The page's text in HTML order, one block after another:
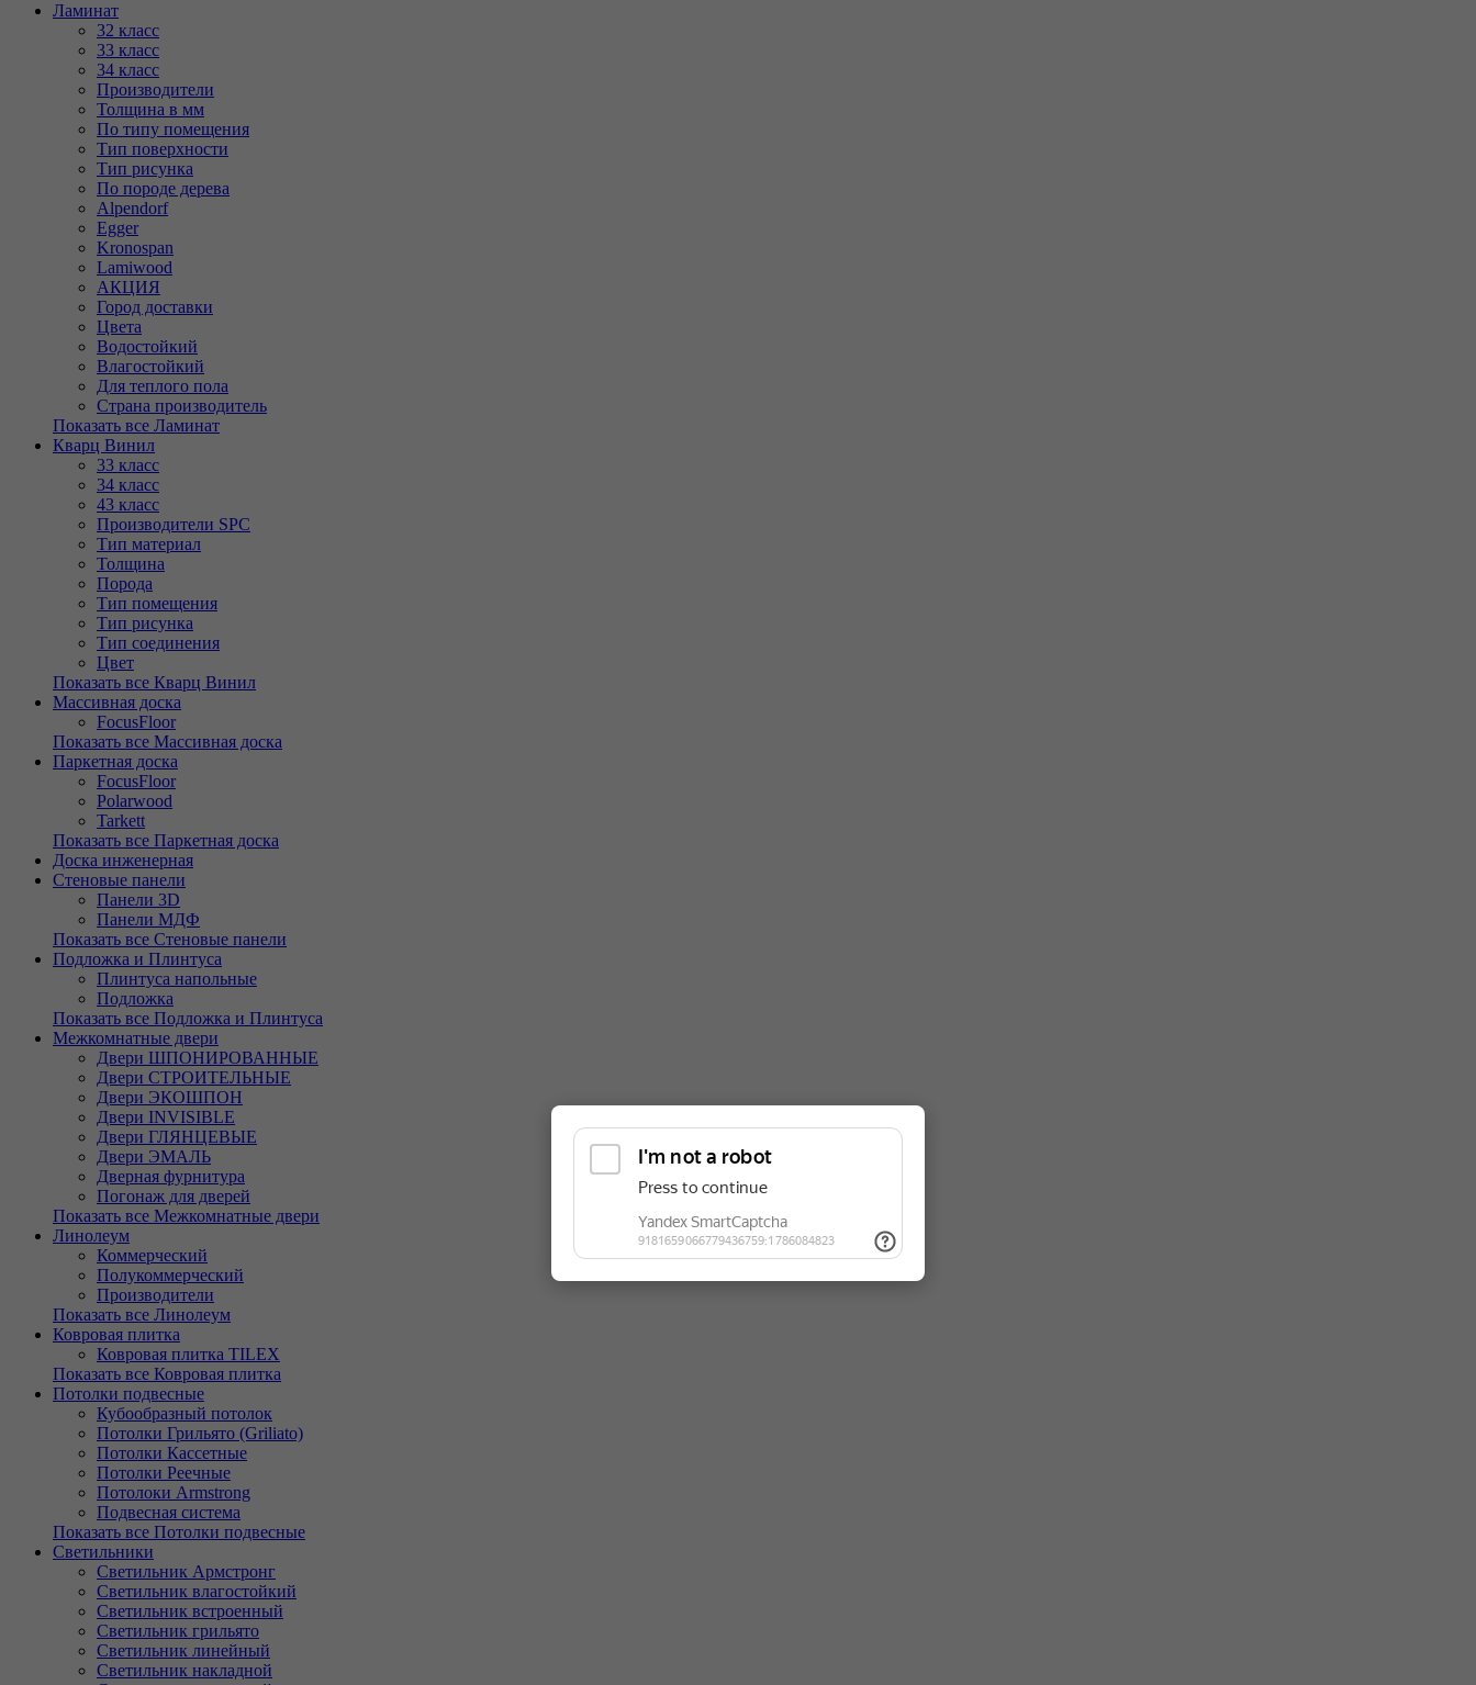
Ламинат
32 класс
33 класс
34 класс
Производители
Толщина в мм
По типу помещения
Тип поверхности
Тип рисунка
По породе дерева
Alpendorf
Egger
Kronospan
Lamiwood
АКЦИЯ
Город доставки
Цвета
Водостойкий
Влагостойкий
Для теплого пола
Страна производитель
Показать все Ламинат
Кварц Винил
33 класс
34 класс
43 класс
Производители SPC
Тип материал
Толщина
Порода
Тип помещения
Тип рисунка
Тип соединения
Цвет
Показать все Кварц Винил
Массивная доска
FocusFloor
Показать все Массивная доска
Паркетная доска
FocusFloor
Polarwood
Tarkett
Показать все Паркетная доска
Доска инженерная
Стеновые панели
Панели 3D
Панели МДФ
Показать все Стеновые панели
Подложка и Плинтуса
Плинтуса напольные
Подложка
Показать все Подложка и Плинтуса
Межкомнатные двери
Двери ШПОНИРОВАННЫЕ
Двери СТРОИТЕЛЬНЫЕ
Двери ЭКОШПОН
Двери INVISIBLE
Двери ГЛЯНЦЕВЫЕ
Двери ЭМАЛЬ
Дверная фурнитура
Погонаж для дверей
Показать все Межкомнатные двери
Линолеум
Коммерческий
Полукоммерческий
Производители
Показать все Линолеум
Ковровая плитка
Ковровая плитка TILEX
Показать все Ковровая плитка
Потолки подвесные
Кубообразный потолок
Потолки Грильято (Griliato)
Потолки Кассетные
Потолки Реечные
Потолоки Armstrong
Подвесная система
Показать все Потолки подвесные
Светильники
Светильник Армстронг
Светильник влагостойкий
Светильник встроенный
Светильник грильято
Светильник линейный
Светильник накладной